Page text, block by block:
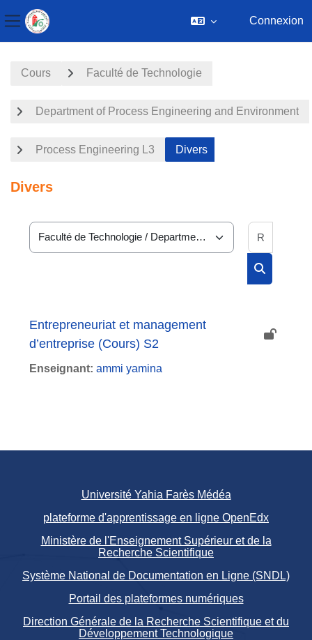
Panneau latéral
Connexion
Cours Faculté de Technologie
Department of Process Engineering and Environment
Process Engineering L3 Divers
Divers
Catégories de cours
Entrepreneuriat et management
d’entreprise (Cours) S2
Enseignant: ammi yamina
Université Yahia Farès Médéa
plateforme d'apprentissage en ligne OpenEdx
Ministère de l'Enseignement Supérieur et de la
Recherche Scientifique
Système National de Documentation en Ligne (SNDL)
Portail des plateformes numériques
Direction Générale de la Recherche Scientifique et du
Développement Technologique